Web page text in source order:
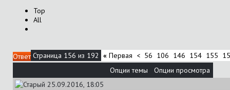
Top
All
Ответ Страница 156 из 192 « Первая < 56 106 146 154 155
Опции темы
Опции просмотра
25.09.2016, 18:05